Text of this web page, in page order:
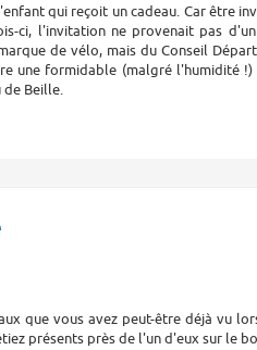
qui reçoit un cadeau. Car être
ci, l'invitation ne provenait pas
de vélo, mais du Conseil
une formidable (malgré l'humidité
de Beille.
que vous avez peut-être déjà vu
présents près de l'un d'eux sur le